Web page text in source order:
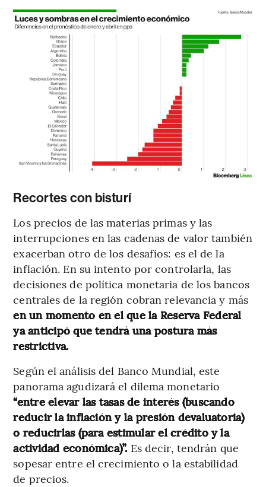
Recortes con bisturí
Los precios de las materias primas y las
interrupciones en las cadenas de valor también
exacerban otro de los desafíos: es el de la
inflación. En su intento por controlarla, las
decisiones de política monetaria de los bancos
centrales de la región cobran relevancia y más
en un momento en el que la Reserva Federal
ya anticipó que tendrá una postura más
restrictiva.
Según el análisis del Banco Mundial, este
panorama agudizará el dilema monetario
“entre elevar las tasas de interés (buscando
reducir la inflación y la presión devaluatoria)
o reducirlas (para estimular el crédito y la
actividad económica)”. Es decir, tendrán que
sopesar entre el crecimiento o la estabilidad
de precios.